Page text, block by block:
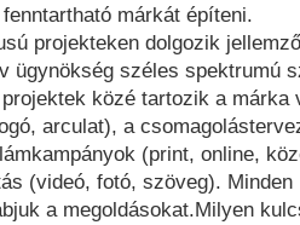
márkát építeni.
projekteken dolgozik
ügynökség széles spektrumú
közé tartozik a márka
arculat), a
(print, online,
(videó, fotó, szöveg).
a megoldásokat.Milyen